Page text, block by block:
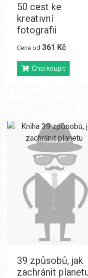
50 cest ke
kreativní
fotografii
Cena od 361 Kč
Chci koupit
39 způsobů, jak
zachránit